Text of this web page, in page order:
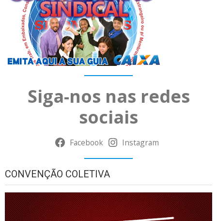
Siga-nos nas redes
sociais
Facebook Instagram
CONVENÇÃO COLETIVA